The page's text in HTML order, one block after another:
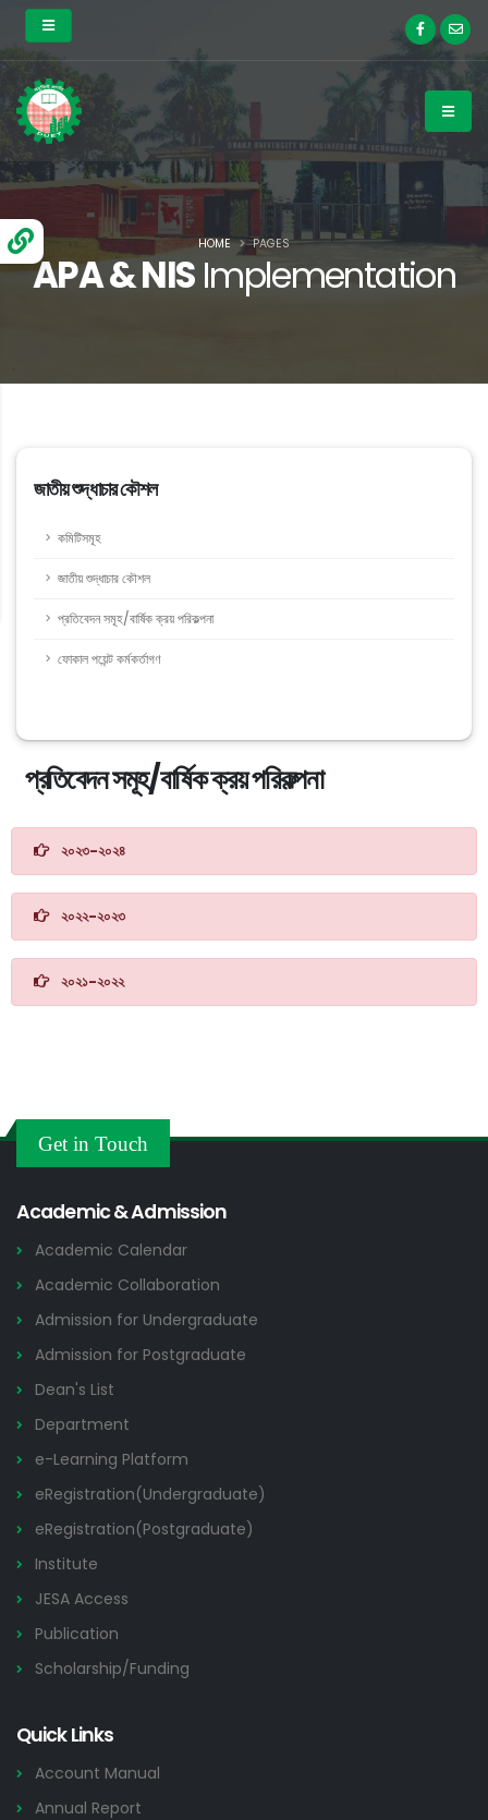
APA & NISImplementation
HOME PAGES
প্রতিবেদন সমূহ/বার্ষিক ক্রয় পরিকল্পনা
২০২৩-২০২৪
২০২২-২০২৩
২০২১-২০২২
জাতীয় শুদ্ধাচার কৌশল
কমিটিসমূহ
জাতীয় শুদ্ধাচার কৌশল
প্রতিবেদন সমূহ/বার্ষিক ক্রয় পরিকল্পনা
ফোকাল পয়েন্ট কর্মকর্তাগণ
Get in Touch
Academic & Admission
Academic Calendar
Academic Collaboration
Admission for Undergraduate
Admission for Postgraduate
Dean's List
Department
e-Learning Platform
eRegistration(Undergraduate)
eRegistration(Postgraduate)
Institute
JESA Access
Publication
Scholarship/Funding
Quick Links
Account Manual
Annual Report